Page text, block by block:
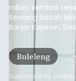
PAD
Triliun
Bupati:
Masyarakat